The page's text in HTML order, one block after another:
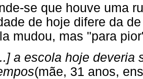
se que houve uma
de hoje difere da
mudou, mas "para
a escola hoje deveria
(mãe, 31 anos,